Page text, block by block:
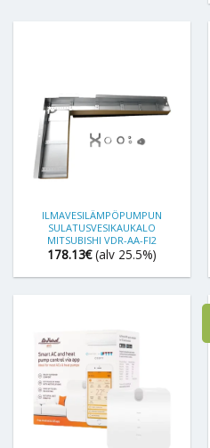
ILMAVESILÄMPÖPUMPUN
SULATUSVESIKAUKALO
MITSUBISHI VDR-AA-FI2
178.13€ (alv 25.5%)